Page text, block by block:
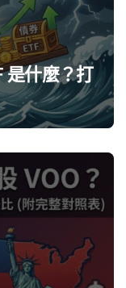
是什麼？打